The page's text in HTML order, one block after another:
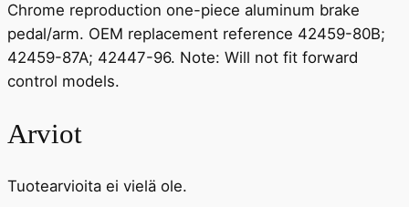
Chrome reproduction one-piece aluminum brake
pedal/arm. OEM replacement reference 42459-80B;
42459-87A; 42447-96. Note: Will not fit forward
control models.
Arviot
Tuotearvioita ei vielä ole.